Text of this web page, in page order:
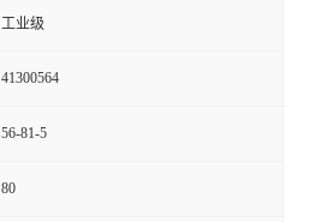
工业级
41300564
56-81-5
80